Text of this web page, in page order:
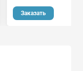
Заказать